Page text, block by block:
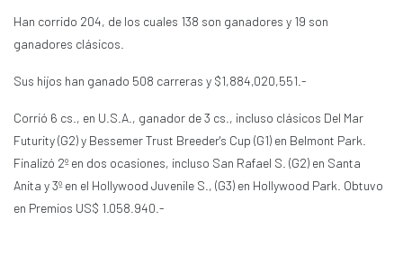
Han corrido 204, de los cuales 138 son ganadores y 19 son
ganadores clásicos.
Sus hijos han ganado 508 carreras y $1,884,020,551.-
Corrió 6 cs., en U.S.A., ganador de 3 cs., incluso clásicos Del Mar
Futurity (G2) y Bessemer Trust Breeder's Cup (G1) en Belmont Park.
Finalizó 2º en dos ocasiones, incluso San Rafael S. (G2) en Santa
Anita y 3º en el Hollywood Juvenile S., (G3) en Hollywood Park. Obtuvo
en Premios US$ 1.058.940.-